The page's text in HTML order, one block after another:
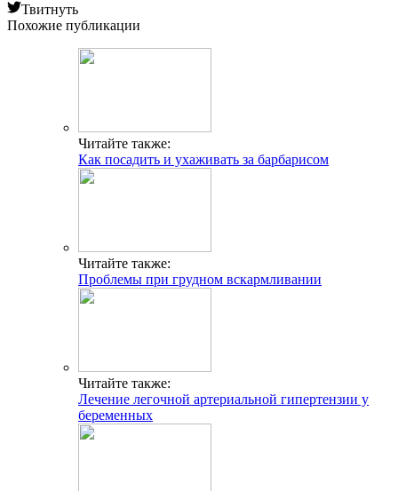
Твитнуть
Похожие публикации
Читайте также:
Как посадить и ухаживать за барбарисом
Читайте также:
Проблемы при грудном вскармливании
Читайте также:
Лечение легочной артериальной гипертензии у
беременных